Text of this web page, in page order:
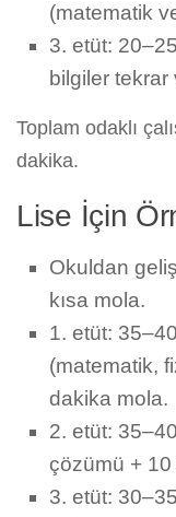
(matematik
3. etüt:
bilgiler
Toplam odaklı
dakika.
Lise İçin
Okuldan
kısa mola.
1. etüt:
(matematik,
dakika mola.
2. etüt:
çözümü +
3. etüt: